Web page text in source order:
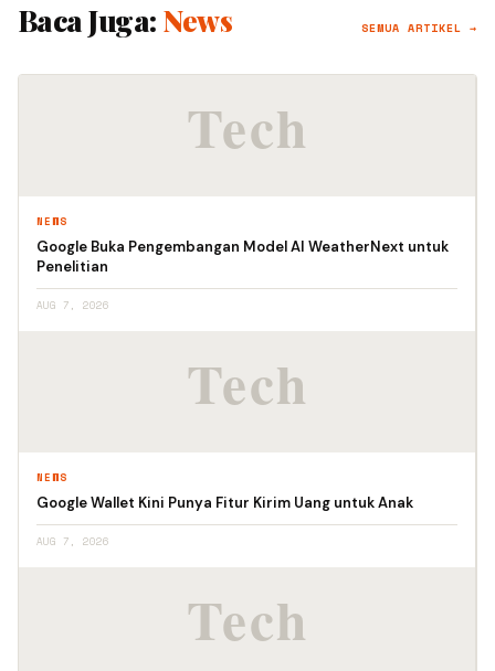
Baca Juga: News SEMUA ARTIKEL →
NEWS
Google Buka Pengembangan Model AI WeatherNext untuk
Penelitian
AUG 7, 2026
NEWS
Google Wallet Kini Punya Fitur Kirim Uang untuk Anak
AUG 7, 2026